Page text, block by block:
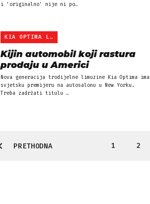
i 'originalno' nije ni po…
KIA OPTIMA LIMUZINA NOVE…
Kijin automobil koji rastura
prodaju u Americi
Nova generacija trodijelne limuzine Kia Optima ima
svjetsku premijeru na autosalonu u New Yorku.
Treba zadržati titulu …
PRETHODNA 1 2